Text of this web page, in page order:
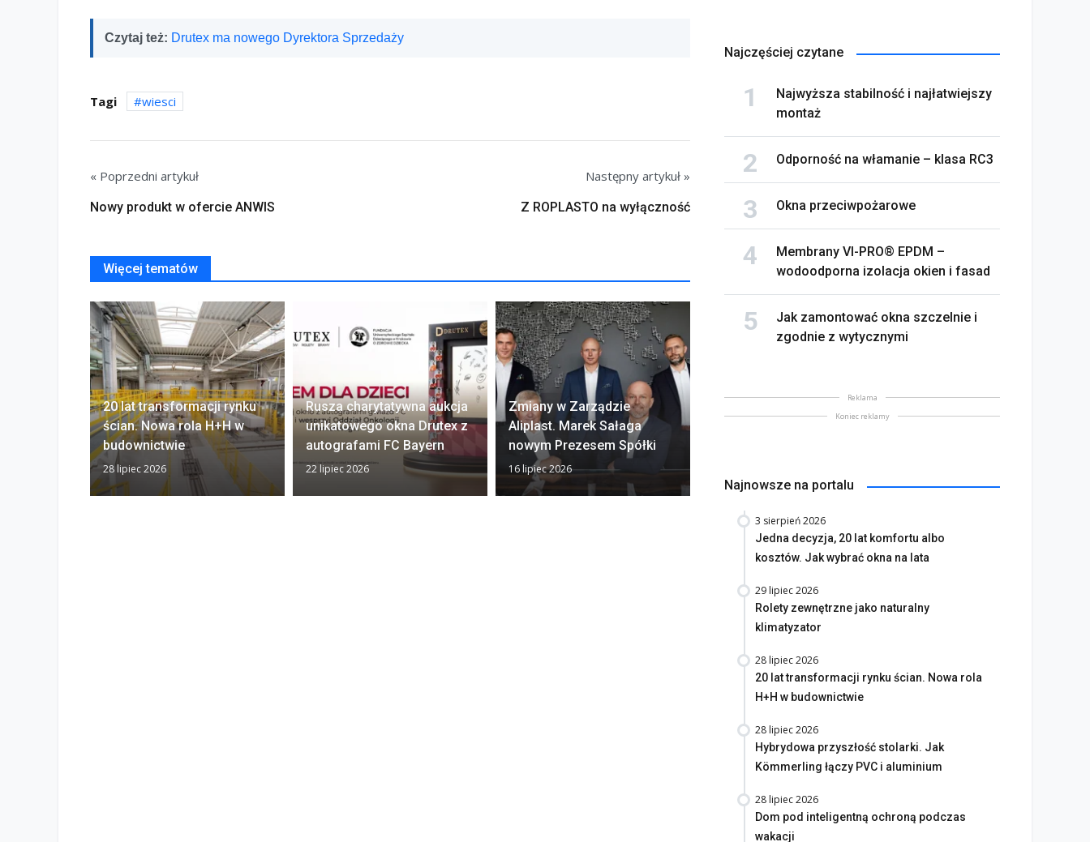
Czytaj też: Drutex ma nowego Dyrektora Sprzedaży
Tagi wiesci
« Poprzedni artykuł
Nowy produkt w ofercie ANWIS
Następny artykuł »
Z ROPLASTO na wyłączność
Więcej tematów
20 lat transformacji rynku
ścian. Nowa rola H+H w
budownictwie
28 lipiec 2026
Rusza charytatywna aukcja
unikatowego okna Drutex z
autografami FC Bayern
22 lipiec 2026
Zmiany w Zarządzie
Aliplast. Marek Sałaga
nowym Prezesem Spółki
16 lipiec 2026
Najczęściej czytane
Najwyższa stabilność i najłatwiejszy
montaż
Odporność na włamanie – klasa RC3
Okna przeciwpożarowe
Membrany VI-PRO® EPDM –
wodoodporna izolacja okien i fasad
Jak zamontować okna szczelnie i
zgodnie z wytycznymi
Reklama
Koniec reklamy
Najnowsze na portalu
3 sierpień 2026
Jedna decyzja, 20 lat komfortu albo
kosztów. Jak wybrać okna na lata
29 lipiec 2026
Rolety zewnętrzne jako naturalny
klimatyzator
28 lipiec 2026
20 lat transformacji rynku ścian. Nowa rola
H+H w budownictwie
28 lipiec 2026
Hybrydowa przyszłość stolarki. Jak
Kömmerling łączy PVC i aluminium
28 lipiec 2026
Dom pod inteligentną ochroną podczas
wakacji